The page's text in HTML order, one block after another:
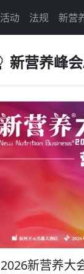
活动 法规 新营
新营养峰
2026新营养大